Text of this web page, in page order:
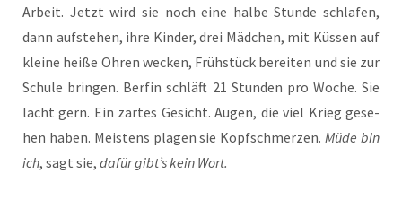
Arbeit. Jetzt wird sie noch eine hal­be Stun­de schla­fen,
dann auf­ste­hen, ihre Kin­der, drei Mäd­chen, mit Küs­sen auf
klei­ne hei­ße Ohren wecken, Früh­stück berei­ten und sie zur
Schu­le brin­gen. Ber­fin schläft 21 Stun­den pro Woche. Sie
lacht gern. Ein zar­tes Gesicht. Augen, die viel Krieg gese­
hen haben. Meis­tens pla­gen sie Kopf­schmer­zen.Müde bin
ich, sagt sie, dafür gibt’s kein Wort.